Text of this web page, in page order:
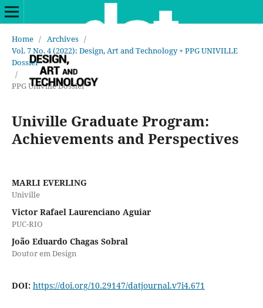
Home / Archives /
Vol. 7 No. 4 (2022): Design, Art and Technology + PPG UNIVILLE
Dossier
/
PPG Univille Dossier
Univille Graduate Program:
Achievements and Perspectives
MARLI EVERLING
Univille
Victor Rafael Laurenciano Aguiar
PUC-RIO
João Eduardo Chagas Sobral
Doutor em Design
DOI: https://doi.org/10.29147/datjournal.v7i4.671